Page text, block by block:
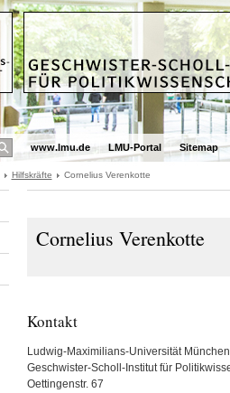
www.lmu.de LMU-Portal Sitemap
Hilfskräfte Cornelius Verenkotte
Cornelius Verenkotte
Kontakt
Ludwig-Maximilians-Universität München
Geschwister-Scholl-Institut für
Oettingenstr. 67